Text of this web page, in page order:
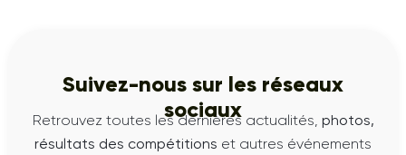
Suivez-nous sur les réseaux
sociaux
Retrouvez toutes les dernières actualités, photos,
résultats des compétitions et autres événements